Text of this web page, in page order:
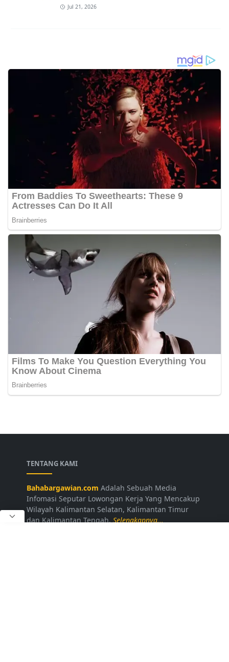
Jul 21, 2026
TENTANG KAMI
Bahabargawian.com Adalah Sebuah Media
Infomasi Seputar Lowongan Kerja Yang Mencakup
Wilayah Kalimantan Selatan, Kalimantan Timur
dan Kalimantan Tengah.Selengkapnya...